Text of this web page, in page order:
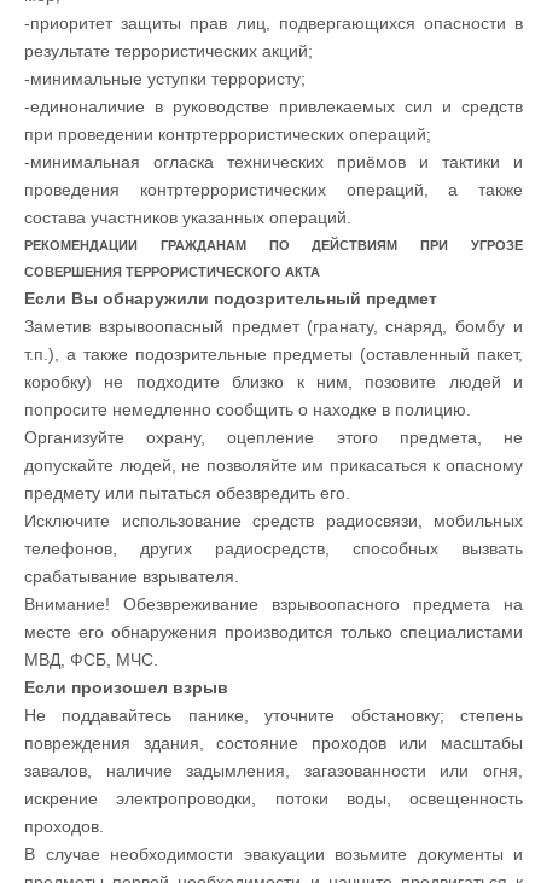
-приоритет защиты прав лиц, подвергающихся опасности в
результате террористических акций;
-минимальные уступки террористу;
-единоналичие в руководстве привлекаемых сил и средств
при проведении контртеррористических операций;
-минимальная огласка технических приёмов и тактики и
проведения контртеррористических операций, а также
состава участников указанных операций.
РЕКОМЕНДАЦИИ ГРАЖДАНАМ ПО ДЕЙСТВИЯМ ПРИ УГРОЗЕ
СОВЕРШЕНИЯ ТЕРРОРИСТИЧЕСКОГО АКТА
Если Вы обнаружили подозрительный предмет
Заметив взрывоопасный предмет (гранату, снаряд, бомбу и
т.п.), а также подозрительные предметы (оставленный пакет,
коробку) не подходите близко к ним, позовите людей и
попросите немедленно сообщить о находке в полицию.
Организуйте охрану, оцепление этого предмета, не
допускайте людей, не позволяйте им прикасаться к опасному
предмету или пытаться обезвредить его.
Исключите использование средств радиосвязи, мобильных
телефонов, других радиосредств, способных вызвать
срабатывание взрывателя.
Внимание! Обезвреживание взрывоопасного предмета на
месте его обнаружения производится только специалистами
МВД, ФСБ, МЧС.
Если произошел взрыв
Не поддавайтесь панике, уточните обстановку; степень
повреждения здания, состояние проходов или масштабы
завалов, наличие задымления, загазованности или огня,
искрение электропроводки, потоки воды, освещенность
проходов.
В случае необходимости эвакуации возьмите документы и